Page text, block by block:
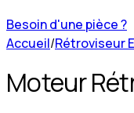
Besoin d'une pièce ?
Accueil/Rétroviseur
Moteur